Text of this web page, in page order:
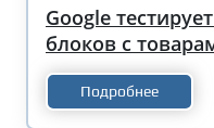
Google
блоков с
Подробнее